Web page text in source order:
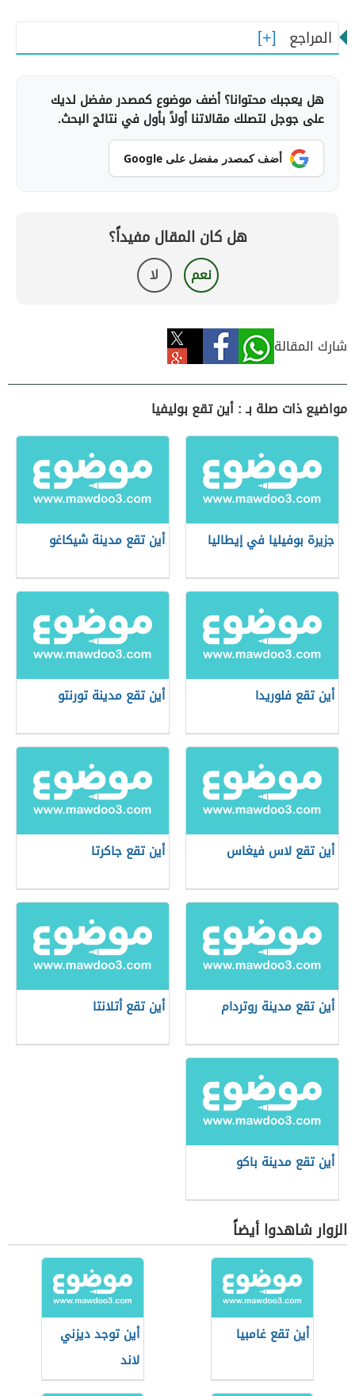
المراجع
هل يعجبك محتوانا؟ أضف موضوع كمصدر مفضل لديك
على جوجل لتصلك مقالاتنا أولاً بأول في نتائج البحث.
أضف كمصدر مفضل على Google
هل كان المقال مفيداً؟
نعم لا
شارك المقالة
مواضيع ذات صلة بـ : أين تقع بوليفيا
جزيرة بوفيليا في إيطاليا أين تقع مدينة شيكاغو
أين تقع فلوريدا أين تقع مدينة تورنتو
أين تقع لاس فيغاس أين تقع جاكرتا
أين تقع مدينة روتردام أين تقع أتلانتا
أين تقع مدينة باكو
الزوار شاهدوا أيضاً
أين تقع غامبيا
أين توجد ديزني
لاند